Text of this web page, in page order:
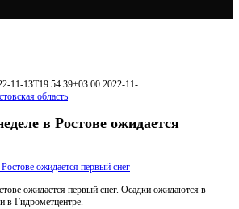
11-13T19:54:39+03:00 2022-11-
область
в Ростове ожидается
ожидается первый снег. Осадки ожидаются в
в Гидрометцентре.